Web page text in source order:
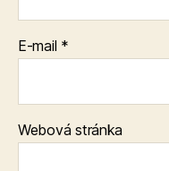
E-mail *
Webová stránka